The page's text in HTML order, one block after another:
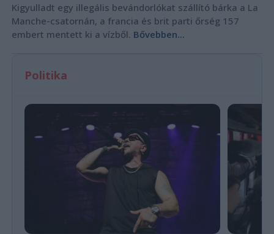
Kigyulladt egy illegális bevándorlókat szállító bárka a La
Manche-csatornán, a francia és brit parti őrség 157
embert mentett ki a vízből. Bővebben...
Politika